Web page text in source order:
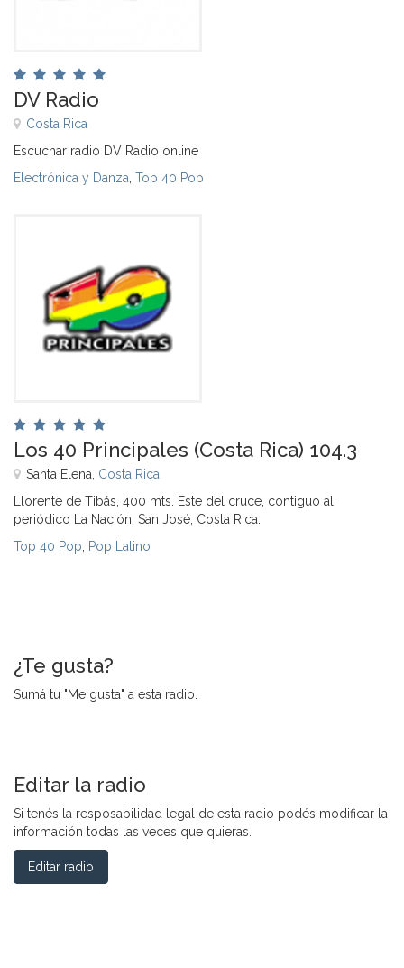
DV Radio
Costa Rica
Escuchar radio DV Radio online
Electrónica y Danza Top 40 Pop
Los 40 Principales (Costa Rica) 104.3
Santa Elena, Costa Rica
Llorente de Tibás, 400 mts. Este del cruce, contiguo al
periódico La Nación, San José, Costa Rica.
Top 40 Pop Pop Latino
¿Te gusta?
Sumá tu "Me gusta" a esta radio.
Editar la radio
Si tenés la resposabilidad legal de esta radio podés modificar la
información todas las veces que quieras.
Editar radio